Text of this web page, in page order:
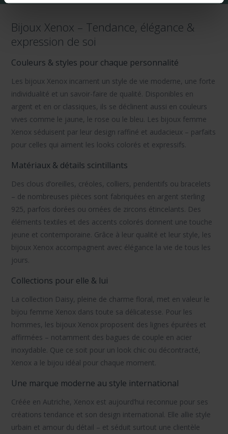
Bijoux Xenox – Tendance, élégance &
expression de soi
Couleurs & styles pour chaque personnalité
Les bijoux Xenox incarnent un style de vie moderne, une forte
individualité et un savoir-faire de qualité. Disponibles en
argent et en or classiques, ils se déclinent aussi en couleurs
vives comme le jaune, le rose ou le bleu. Les bijoux femme
Xenox séduisent par leur design raffiné et audacieux – parfaits
pour celles qui aiment les looks colorés et expressifs.
Matériaux & détails scintillants
Des clous d’oreilles, créoles, colliers, pendentifs ou bracelets
– de nombreuses pièces sont fabriquées en argent sterling
925, parfois dorées ou ornées de zircons étincelants. Des
éléments textiles et des accents colorés donnent une touche
jeune et contemporaine. Grâce à leur qualité et leur style, les
bijoux Xenox accompagnent avec élégance la vie de tous les
jours.
Collections pour elle & lui
La collection Daisy, pleine de charme floral, met en valeur le
bijou femme Xenox dans toute sa délicatesse. Pour les
hommes, les bijoux Xenox proposent des lignes épurées et
affirmées – notamment des bagues de couple en acier
inoxydable. Que ce soit pour un look chic ou décontracté,
Xenox a le bijou idéal pour chaque moment.
Une marque moderne au style international
Créée en Autriche, Xenox est aujourd’hui reconnue pour ses
créations tendance et son design international. Elle allie style
urbain et amour du détail – et séduit surtout une clientèle